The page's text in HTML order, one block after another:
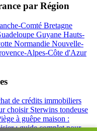
par Région
Comté Bretagne
Guyane Hauts-
Normandie Nouvelle-
Alpes-Côte d'Azur
de crédits immobiliers
choisir Sterwins tondeuse
à guêpe maison :
: guide complet pour